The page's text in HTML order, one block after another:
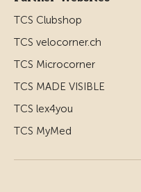
TCS Clubshop
TCS velocorner.ch
TCS Microcorner
TCS MADE VISIBLE
TCS lex4you
TCS MyMed